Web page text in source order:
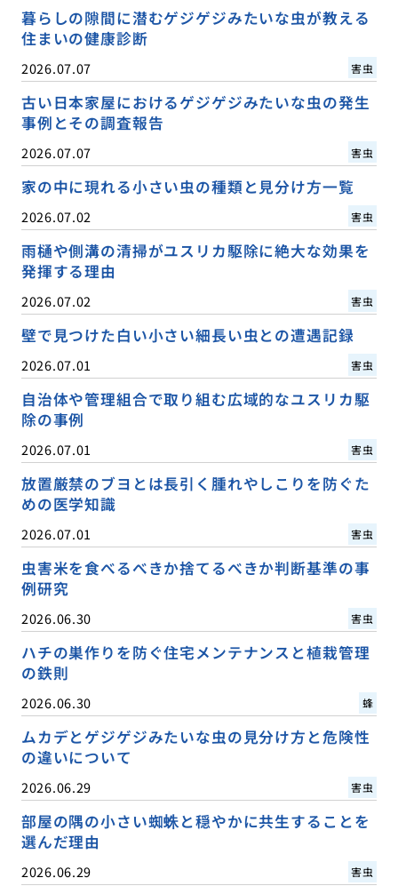
暮らしの隙間に潜むゲジゲジみたいな虫が教える
住まいの健康診断
2026.07.07 害虫
古い日本家屋におけるゲジゲジみたいな虫の発生
事例とその調査報告
2026.07.07 害虫
家の中に現れる小さい虫の種類と見分け方一覧
2026.07.02 害虫
雨樋や側溝の清掃がユスリカ駆除に絶大な効果を
発揮する理由
2026.07.02 害虫
壁で見つけた白い小さい細長い虫との遭遇記録
2026.07.01 害虫
自治体や管理組合で取り組む広域的なユスリカ駆
除の事例
2026.07.01 害虫
放置厳禁のブヨとは長引く腫れやしこりを防ぐた
めの医学知識
2026.07.01 害虫
虫害米を食べるべきか捨てるべきか判断基準の事
例研究
2026.06.30 害虫
ハチの巣作りを防ぐ住宅メンテナンスと植栽管理
の鉄則
2026.06.30 蜂
ムカデとゲジゲジみたいな虫の見分け方と危険性
の違いについて
2026.06.29 害虫
部屋の隅の小さい蜘蛛と穏やかに共生することを
選んだ理由
2026.06.29 害虫